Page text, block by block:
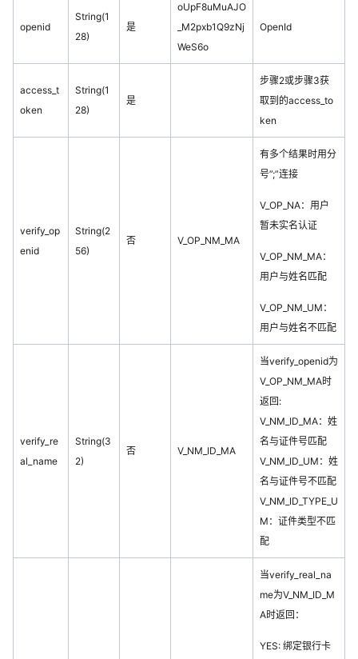
openid
String(1
28)
是
oUpF8uMuAJO
_M2pxb1Q9zNj
WeS6o
OpenId
access_t
oken
String(1
28)
是
步骤2或步骤3获
取到的access_to
ken
verify_op
enid
String(2
56)
否 V_OP_NM_MA
有多个结果时用分
号”;”连接
V_OP_NA：用户
暂未实名认证
V_OP_NM_MA：
用户与姓名匹配
V_OP_NM_UM：
用户与姓名不匹配
verify_re
al_name
String(3
2)
否 V_NM_ID_MA
当verify_openid为
V_OP_NM_MA时
返回:
V_NM_ID_MA：姓
名与证件号匹配
V_NM_ID_UM：姓
名与证件号不匹配
V_NM_ID_TYPE_U
M：证件类型不匹
配
当verify_real_na
me为V_NM_ID_M
A时返回：
YES: 绑定银行卡